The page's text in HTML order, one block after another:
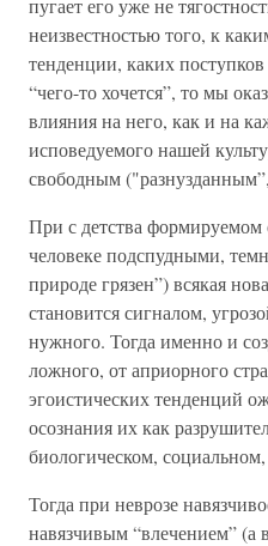
пугает его уже не
неизвестностью того, к
тенденции, каких
“чего-то хочется”, то мы
влияния на него, как и на
исповедуемого нашей
свободным
При с детства формируемом
человеке подспудными,
природе грязен”) всякая
становится сигналом,
нужного. Тогда именно и
ложного, от априорного
эгоистических тенденций
осознания их как
биологическом,
Тогда при неврозе
навязчивым “влечением” (а